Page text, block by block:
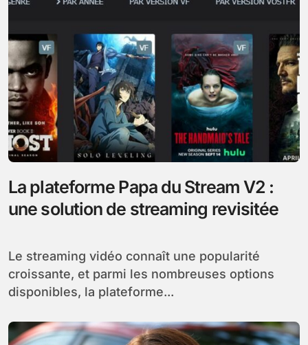
La plateforme Papa du Stream V2 :
une solution de streaming revisitée
Le streaming vidéo connaît une popularité
croissante, et parmi les nombreuses options
disponibles, la plateforme...